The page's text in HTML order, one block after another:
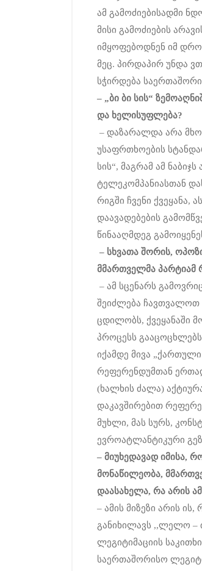
ამ გამოძიებისადმი
მისი გამოძიების
იმყოფებოდნენ იმ
მეც. პირდაპირ უნდა
სჭირდება
– „ბი ბი სის“
და ხელისუფლება?
– დაზარალდა არა
უსაფრთხოების
სის“, მაგრამ ამ
ტელეკომპანიასთან
რიგში ჩვენი
დაავადებების
წინააღმდეგ
– სხვათა შორის,
მმართველმა პარტიამ
– ამ სცენარს
შეიძლება ჩავთვალოთ
ცდილობს, ქვეყანაში
პროცესს
იქამდე მივა „ქართული
რეფერენდუმთან
(ხალხის ძალა)
დაკავშირებით
მუხლი, მას სურს,
ევროატლანტიკური
– მიუხედავად იმისა,
მონაწილეობა,
დაასახელა, რა არის
– ამის მიზეზი არის
განიხილავს ,,ლელო –
ლეგიტიმაციის
საერთაშორისო